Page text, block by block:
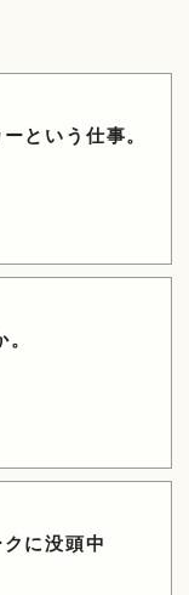
という仕事。
に没頭中